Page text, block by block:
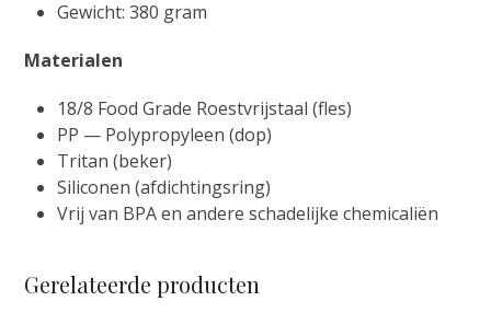
Gewicht: 380 gram
Materialen
18/8 Food Grade Roestvrijstaal (fles)
PP — Polypropyleen (dop)
Tritan (beker)
Siliconen (afdichtingsring)
Vrij van BPA en andere schadelijke chemicaliën
Gerelateerde producten